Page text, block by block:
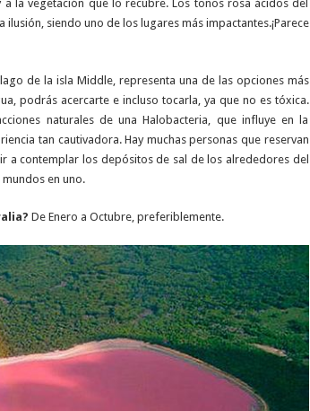
la vegetación que lo recubre. Los tonos rosa ácidos del
siendo uno de los lugares más impactantes.¡Parece
de la isla Middle, representa una de las opciones más
podrás acercarte e incluso tocarla, ya que no es tóxica.
naturales de una Halobacteria, que influye en la
tan cautivadora. Hay muchas personas que reservan
a contemplar los depósitos de sal de los alrededores del
en uno.
De Enero a Octubre, preferiblemente.